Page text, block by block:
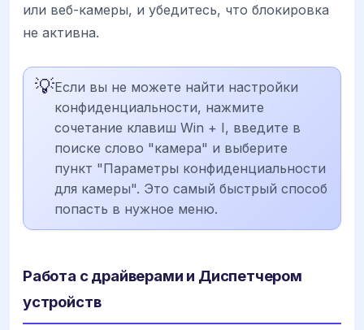
или веб-камеры, и убедитесь, что блокировка
не активна.
💡Если вы не можете найти настройки
конфиденциальности, нажмите
сочетание клавиш Win + I, введите в
поиске слово "камера" и выберите
пункт "Параметры конфиденциальности
для камеры". Это самый быстрый способ
попасть в нужное меню.
Работа с драйверами и Диспетчером
устройств